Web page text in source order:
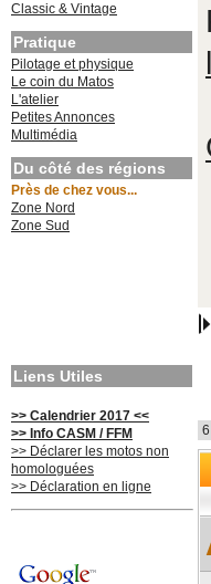
Classic & Vintage
Pratique
Pilotage et physique
Le coin du Matos
L'atelier
Petites Annonces
Multimédia
Du côté des régions
Près de chez vous...
Zone Nord
Zone Sud
Liens Utiles
>> Calendrier 2017 <<
>> Info CASM / FFM
>> Déclarer les motos non
homologuées
>> Déclaration en ligne